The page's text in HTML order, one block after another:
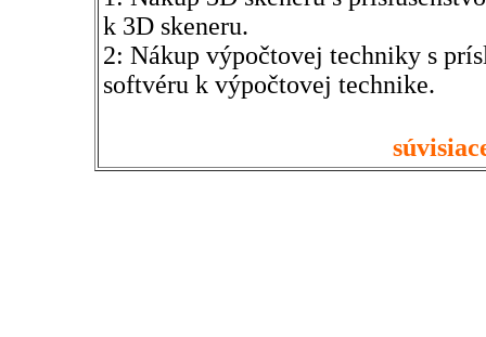
k 3D skeneru.
2: Nákup výpočtovej techniky s
softvéru k výpočtovej technike.